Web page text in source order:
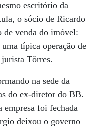
escritório da
o sócio de Ricardo
de venda do imóvel:
típica operação de
jurista Tôrres.
na sede da
do ex-diretor do BB.
empresa foi fechada
deixou o governo